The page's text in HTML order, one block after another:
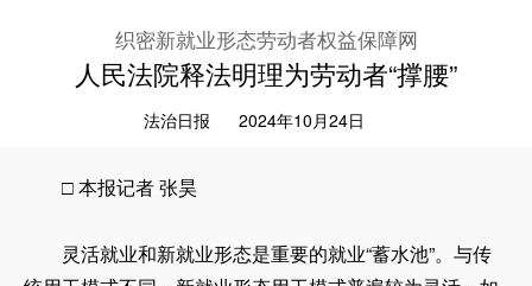
织密新就业形态劳动者权益保障网
人民法院释法明理为劳动者“撑腰”
法治日报 2024年10月24日
□ 本报记者 张昊
灵活就业和新就业形态是重要的就业“蓄水池”。与传